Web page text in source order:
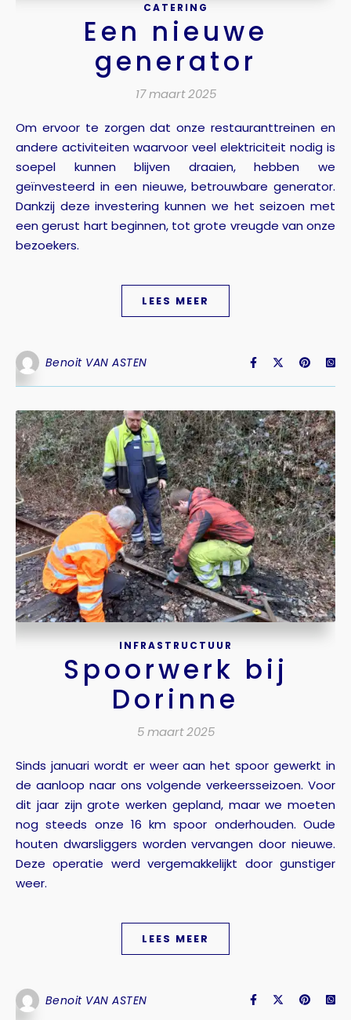
CATERING
Een nieuwe
generator
17 maart 2025
Om ervoor te zorgen dat onze restauranttreinen en
andere activiteiten waarvoor veel elektriciteit nodig is
soepel kunnen blijven draaien, hebben we
geïnvesteerd in een nieuwe, betrouwbare generator.
Dankzij deze investering kunnen we het seizoen met
een gerust hart beginnen, tot grote vreugde van onze
bezoekers.
LEES MEER
Benoit VAN ASTEN
INFRASTRUCTUUR
Spoorwerk bij
Dorinne
5 maart 2025
Sinds januari wordt er weer aan het spoor gewerkt in
de aanloop naar ons volgende verkeersseizoen. Voor
dit jaar zijn grote werken gepland, maar we moeten
nog steeds onze 16 km spoor onderhouden. Oude
houten dwarsliggers worden vervangen door nieuwe.
Deze operatie werd vergemakkelijkt door gunstiger
weer.
LEES MEER
Benoit VAN ASTEN